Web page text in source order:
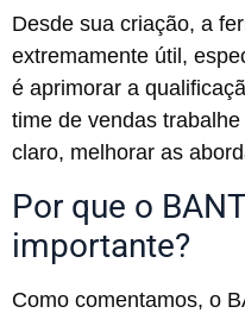
Desde sua criação, a
extremamente útil,
é aprimorar a
time de vendas
claro, melhorar as
Por que o
importante?
Como comentamos, o